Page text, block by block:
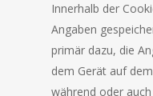
Innerhalb der
Angaben
primär dazu, die
dem Gerät auf
während oder